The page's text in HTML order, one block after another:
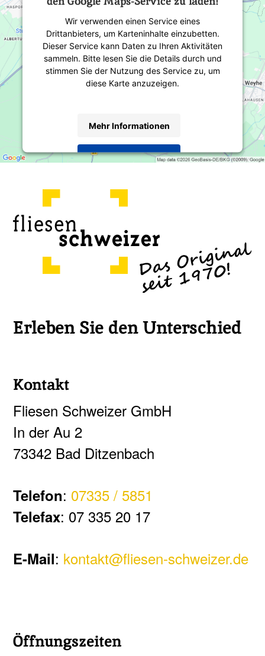
Wir verwenden einen Service eines
Drittanbieters, um Karteninhalte einzubetten.
Dieser Service kann Daten zu Ihren Aktivitäten
sammeln. Bitte lesen Sie die Details durch und
stimmen Sie der Nutzung des Service zu, um
diese Karte anzuzeigen.
Mehr Informationen
Akzeptieren
Platform&
Erleben Sie den Unterschied
Kontakt
Fliesen Schweizer GmbH
In der Au 2
73342 Bad Ditzenbach
Telefon: 07335 / 5851
Telefax: 07 335 20 17
E-Mail: kontakt@fliesen-schweizer.de
Öffnungszeiten